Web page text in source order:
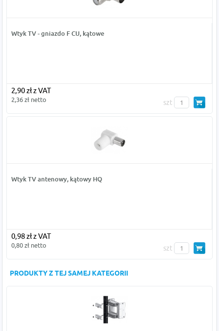
Wtyk TV - gniazdo F CU, kątowe
2,90 zł z VAT
2,36 zł netto szt
Wtyk TV antenowy, kątowy HQ
0,98 zł z VAT
0,80 zł netto szt
PRODUKTY Z TEJ SAMEJ KATEGORII